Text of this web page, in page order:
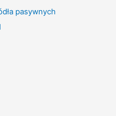
pasywnych